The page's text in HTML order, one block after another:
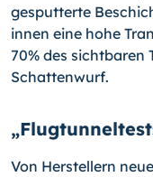
gesputterte
innen eine hohe
70% des sichtbaren
Schattenwurf.
Von Herstellern